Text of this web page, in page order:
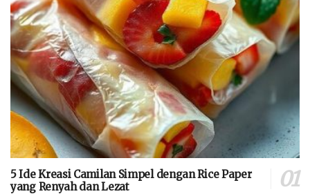
5 Ide Kreasi Camilan Simpel dengan Rice Paper
yang Renyah dan Lezat